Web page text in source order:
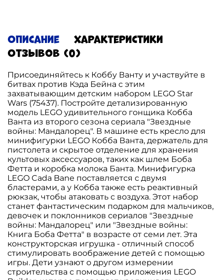
Описание
Характеристики
Отзывов (0)
Присоединяйтесь к Коббу Ванту и участвуйте в
битвах против Кэда Бейна с этим
захватывающим детским набором LEGO Star
Wars (75437). Постройте детализированную
модель LEGO удивительного гонщика Кобба
Ванта из второго сезона сериала "Звездные
войны: Мандалорец". В машине есть кресло для
минифигурки LEGO Кобба Ванта, держатель для
пистолета и скрытое отделение для хранения
культовых аксессуаров, таких как шлем Боба
Фетта и коробка молока Банта. Минифигурка
LEGO Cada Bane поставляется с двумя
бластерами, а у Кобба также есть реактивный
рюкзак, чтобы атаковать с воздуха. Этот набор
станет фантастическим подарком для мальчиков,
девочек и поклонников сериалов "Звездные
войны: Мандалорец" или "Звездные войны:
Книга Боба Фетта" в возрасте от семи лет. Эта
конструкторская игрушка - отличный способ
стимулировать воображение детей с помощью
игры. Дети узнают о другом измерении
строительства с помощью приложения LEGO